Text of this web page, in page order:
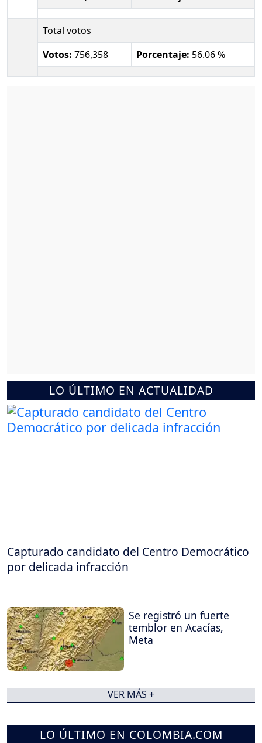
Total votos
Votos: 756,358 Porcentaje: 56.06 %
LO ÚLTIMO EN ACTUALIDAD
Capturado candidato del Centro Democrático
por delicada infracción
Se registró un fuerte
temblor en Acacías,
Meta
VER MÁS +
LO ÚLTIMO EN COLOMBIA.COM